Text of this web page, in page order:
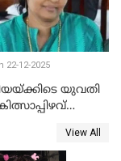
22-12-2025
യുവതി
View All